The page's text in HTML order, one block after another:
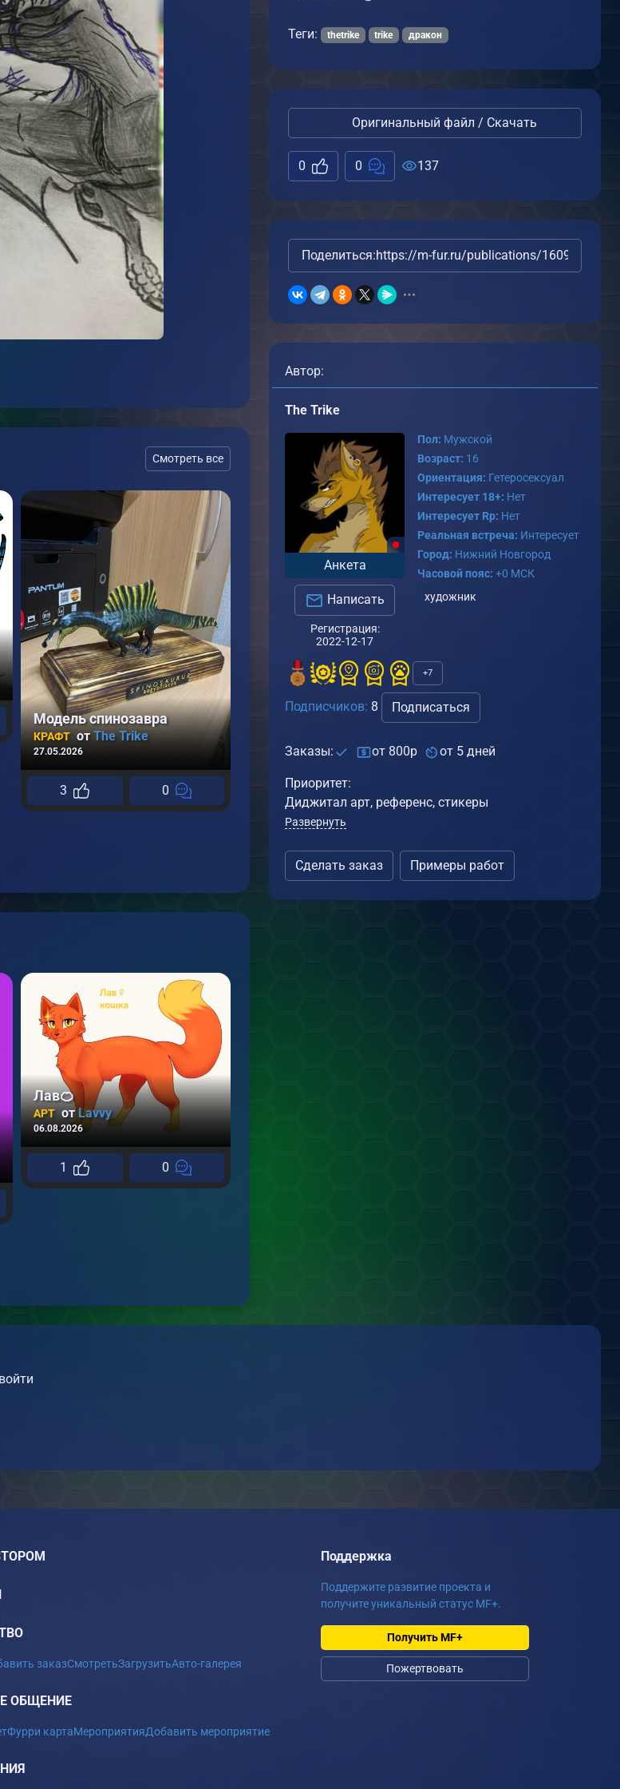
Смотреть все
Модель спинозавра
КРАФТ отThe Trike
27.05.2026
3 0
12.11.2025
Статуэтка дракона
25.11.2024
Лав🍊
АРТ отLavvy
06.08.2026
1 0
Теги: thetrike trike дракон
Оригинальный файл / Скачать
0 0 137
Поделиться:https://m-fur.ru/publications/16095/
Автор:
The Trike
Анкета
Написать
Регистрация:
2022-12-17
Пол: Мужской
Возраст: 16
Ориентация: Гетеросексуал
Интересует 18+: Нет
Интересует Rp: Нет
Реальная встреча: Интересует
Город: Нижний Новгород
Часовой пояс: +0 МСК
художник
+7
Подписчиков: 8 Подписаться
Заказы: от 800р от 5 дней
Приоритет:
Диджитал арт, референс, стикеры
Развернуть
Сделать заказ Примеры работ
заказСмотретьЗагрузитьАвто-галерея
ОБЩЕНИЕ
Фурри картаМероприятияДобавить мероприятие
Поддержка
Поддержите развитие проекта и
получите уникальный статус MF+.
Получить MF+
Пожертвовать